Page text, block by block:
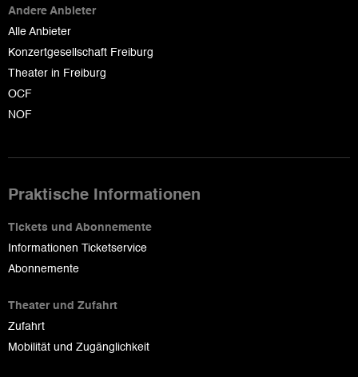
Andere Anbieter
Alle Anbieter
Konzertgesellschaft Freiburg
Theater in Freiburg
OCF
NOF
Praktische Informationen
Tickets und Abonnemente
Informationen Ticketservice
Abonnemente
Theater und Zufahrt
Zufahrt
Mobilität und Zugänglichkeit